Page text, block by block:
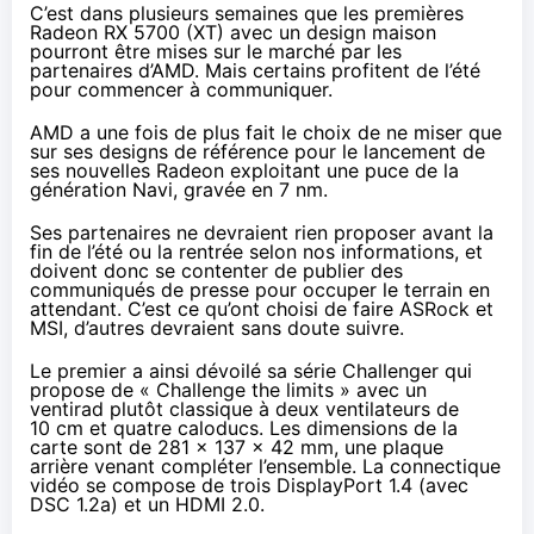
C’est dans plusieurs semaines que les premières
Radeon RX 5700 (XT) avec un design maison
pourront être mises sur le marché par les
partenaires d’AMD. Mais certains profitent de l’été
pour commencer à communiquer.
AMD a une fois de plus fait le choix de ne miser que
sur ses designs de référence pour le lancement de
ses nouvelles Radeon exploitant une puce de la
génération Navi, gravée en 7 nm.
Ses partenaires ne devraient rien proposer avant la
fin de l’été ou la rentrée selon nos informations, et
doivent donc se contenter de publier des
communiqués de presse pour occuper le terrain en
attendant. C’est ce qu’ont choisi de faire ASRock et
MSI, d’autres devraient sans doute suivre.
Le premier a ainsi dévoilé sa série Challenger qui
propose de « Challenge the limits » avec un
ventirad plutôt classique à deux ventilateurs de
10 cm et quatre caloducs. Les dimensions de la
carte sont de 281 x 137 x 42 mm, une plaque
arrière venant compléter l’ensemble. La connectique
vidéo se compose de trois DisplayPort 1.4 (avec
DSC 1.2a) et un HDMI 2.0.